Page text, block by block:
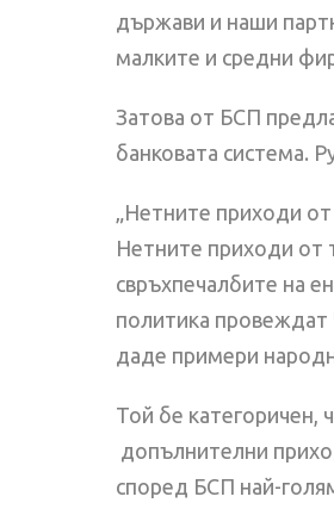
държави и наши
малките и средни
Затова от БСП
банковата система.
„Нетните приходи
Нетните приходи от
свръхпечалбите на
политика провеждат
даде примери
Той бе категоричен,
допълнителни
според БСП най-